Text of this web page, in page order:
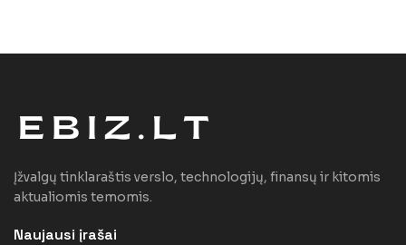
Įžvalgų tinklaraštis verslo, technologijų, finansų ir kitomis
aktualiomis temomis.
Naujausi įrašai